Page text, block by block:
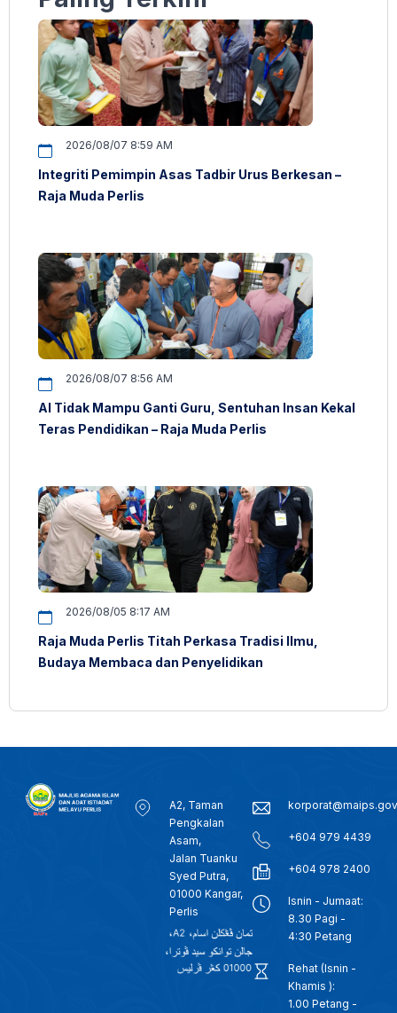
2026/08/07 8:59 AM
Integriti Pemimpin Asas Tadbir Urus Berkesan –
Raja Muda Perlis
2026/08/07 8:56 AM
AI Tidak Mampu Ganti Guru, Sentuhan Insan Kekal
Teras Pendidikan – Raja Muda Perlis
2026/08/05 8:17 AM
Raja Muda Perlis Titah Perkasa Tradisi Ilmu,
Budaya Membaca dan Penyelidikan
A2, Taman
Pengkalan
Asam,
Jalan Tuanku
Syed Putra,
01000 Kangar,
Perlis
+604 979 4439
+604 978 2400
Isnin - Jumaat:
8.30 Pagi -
4:30 Petang
Rehat (Isnin -
Khamis ):
1.00 Petang -